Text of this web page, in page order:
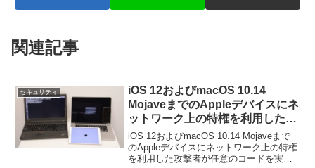
関連記事
セキュリティ
iOS 12およびmacOS 10.14
MojaveまでのAppleデバイスにネ
ットワーク上の特権を利用した攻
撃者が任意のコードを実行できる
Kernel RCEが発見され、関係者
がアップデートを促す。
iOS 12およびmacOS 10.14 Mojaveまで
のAppleデバイスにネットワーク上の特権
を利用した攻撃者が任意のコードを実行